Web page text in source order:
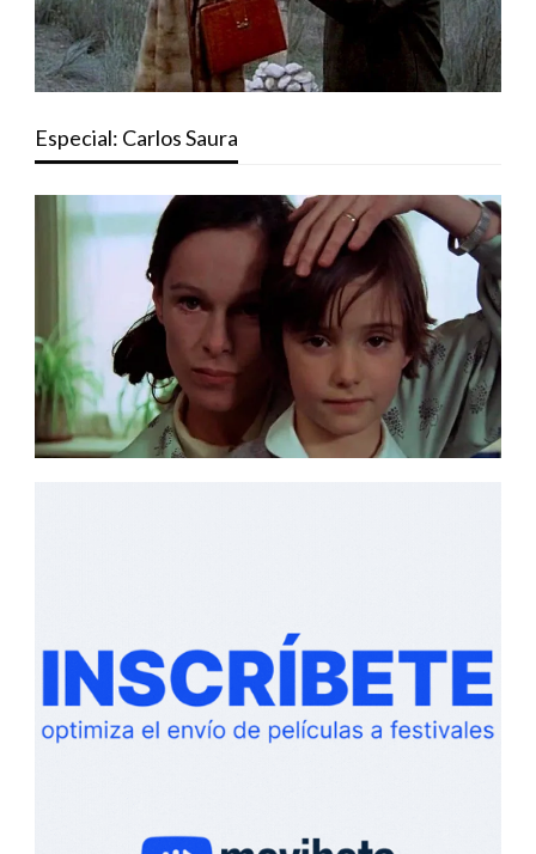
Especial: Carlos Saura